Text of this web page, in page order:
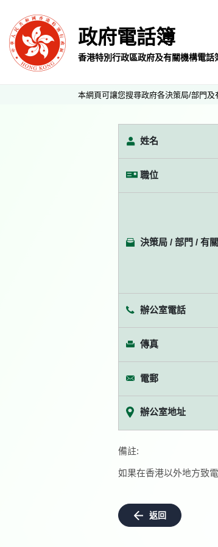
政府電話簿
香港特別行政區政府及有關機構電話
本網頁可讓您搜尋政府各決策局/部門
姓名
職位
決策局 / 部門 / 有
辦公室電話
傳真
電郵
辦公室地址
備註:
如果在香港以外地方致
返回